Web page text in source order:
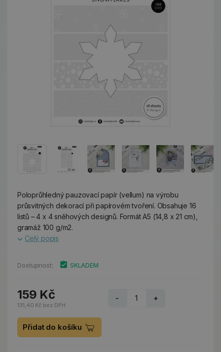
Poloprůhledný pauzovací papír (vellum) na výrobu
průsvitných dekorací při papírovém tvoření. Obsahuje 16
listů – 4 x 4 sněhových designů. Formát A5 (14,8 x 21 cm),
gramáž 100 g/m2.
Celý popis
Dostupnost: SKLADEM
159 Kč
131,40 Kč bez DPH
- +
Přidat do košíku